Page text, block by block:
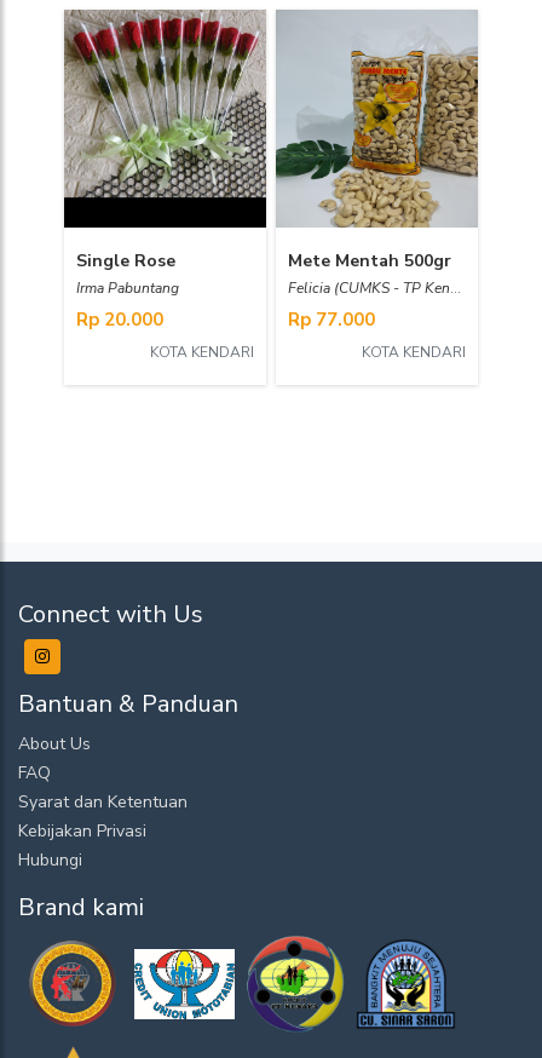
Single Rose
Irma Pabuntang
Rp 20.000
KOTA KENDARI
Mete Mentah 500gr
Felicia (CUMKS - TP Kendari)
Rp 77.000
KOTA KENDARI
Connect with Us
Bantuan & Panduan
About Us
FAQ
Syarat dan Ketentuan
Kebijakan Privasi
Hubungi
Brand kami